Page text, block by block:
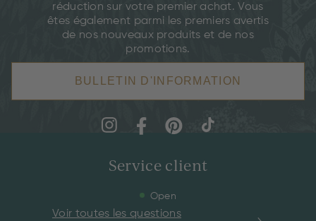
réduction sur votre premier achat. Vous
êtes également parmi les premiers avertis
de nos nouveaux produits et de nos
promotions.
BULLETIN D'INFORMATION
Service client
Open
Voir toutes les questions